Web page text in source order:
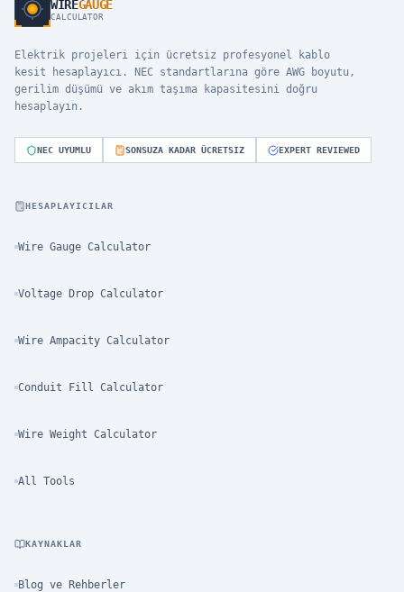
WIREGAUGE
CALCULATOR
Elektrik projeleri için ücretsiz profesyonel kablo
kesit hesaplayıcı. NEC standartlarına göre AWG boyutu,
gerilim düşümü ve akım taşıma kapasitesini doğru
hesaplayın.
NEC UYUMLU SONSUZA KADAR ÜCRETSIZ EXPERT REVIEWED
HESAPLAYICILAR
Wire Gauge Calculator
Voltage Drop Calculator
Wire Ampacity Calculator
Conduit Fill Calculator
Wire Weight Calculator
All Tools
KAYNAKLAR
Blog ve Rehberler